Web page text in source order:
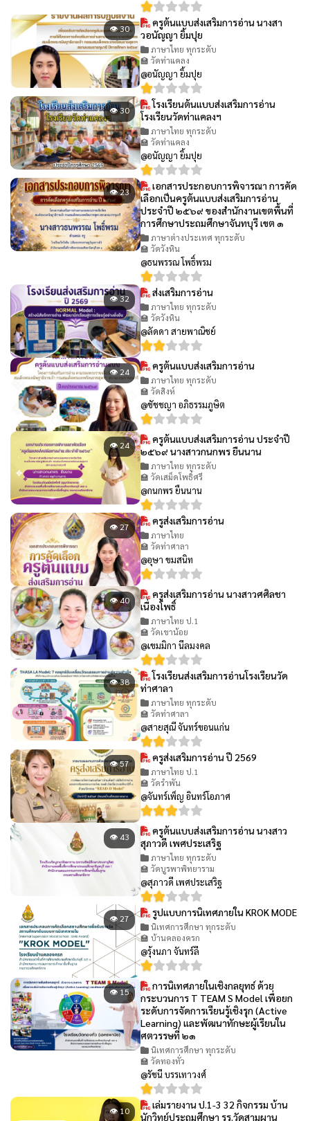
👁 30
ครูต้นแบบส่งเสริมการอ่าน นางสา
วอนัญญา ยิ้มปุย
ภาษาไทย ทุกระดับ
🏫 วัดท่าแคลง
@อนัญญา ยิ้มปุย
👁 30
โรงเรียนต้นแบบส่งเสริมการอ่าน
โรงเรียนวัดท่าแคลงฯ
ภาษาไทย ทุกระดับ
🏫 วัดท่าแคลง
@อนัญญา ยิ้มปุย
👁 23
เอกสารประกอบการพิจารณา การคัด
เลือกเป็นครูต้นแบบส่งเสริมการอ่าน
ประจำปี ๒๕๖๙ ของสำนักงานเขตพื้นที่
การศึกษาประถมศึกษาจันทบุรี เขต ๑
ภาษาต่างประเทศ ทุกระดับ
🏫 วัดวังหิน
@ธนพรรณ โพธิ์พรม
👁 32 ส่งเสริมการอ่าน
ภาษาไทย ทุกระดับ
🏫 วัดวังหิน
@ลัดดา สายพาณิชย์
👁 24 ครูต้นแบบส่งเสริมการอ่าน
ภาษาไทย ทุกระดับ
🏫 วัดสิงห์
@ชัชชญา อภิธรรมภูษิต
👁 24
ครูต้นแบบส่งเสริมการอ่าน ประจำปี
๒๕๖๙ นางสาวกนกพร ยืนนาน
ภาษาไทย ทุกระดับ
🏫 วัดเสม็ดโพธิ์ศรี
@กนกพร ยืนนาน
👁 27 ครูส่งเสริมการอ่าน
ภาษาไทย
🏫 วัดท่าศาลา
@อุษา ขมสนิท
👁 40
ครูส่งเสริมการอ่าน นางสาวศศิลชา
เนื่องโพธิ์
ภาษาไทย ป.1
🏫 วัดเขาน้อย
@เขมมิกา นีลมงคล
👁 38
โรงเรียนส่งเสริมการอ่านโรงเรียนวัด
ท่าศาลา
ภาษาไทย ทุกระดับ
🏫 วัดท่าศาลา
@สายสุณี จันทร์ขอนแก่น
👁 57 ครูส่งเสริมการอ่าน ปี 2569
ภาษาไทย ป.1
🏫 วัดรำพัน
@จันทร์เพ็ญ อินทร์โอภาศ
👁 43
ครูต้นแบบส่งเสริมการอ่าน นางสาว
สุภาวดี เพศประเสริฐ
ภาษาไทย ทุกระดับ
🏫 วัดบูรพาพิทยาราม
@สุภาวดี เพศประเสริฐ
👁 27 รูปแบบการนิเทศภายใน KROK MODE
นิเทศการศึกษา ทุกระดับ
🏫 บ้านคลองครก
@รุ้งนภา จันทร์ลี
👁 15
การนิเทศภายในเชิงกลยุทธ์ ด้วย
กระบวนการ T TEAM S Model เพื่อยก
ระดับการจัดการเรียนรู้เชิงรุก (Active
Learning) และพัฒนาทักษะผู้เรียนใน
ศตวรรษที่ ๒๑
นิเทศการศึกษา ทุกระดับ
🏫 วัดทองทั่ว
@รัชนี บรรเทาวงศ์
👁 10
เล่มรายงาน ป.1-3 32 กิจกรรม บ้าน
นักวิทย์ประถมศึกษา รร.วัดสามผาน